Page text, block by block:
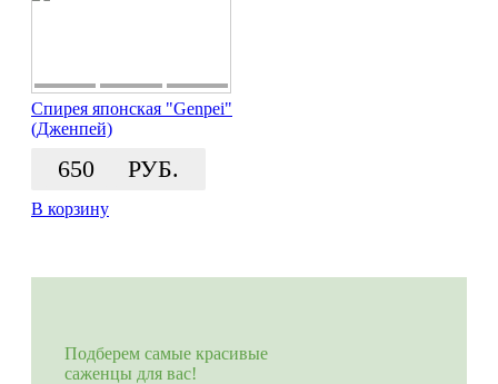
Спирея японская "Genpei"
(Дженпей)
650 РУБ.
В корзину
Подберем самые красивые
саженцы для вас!